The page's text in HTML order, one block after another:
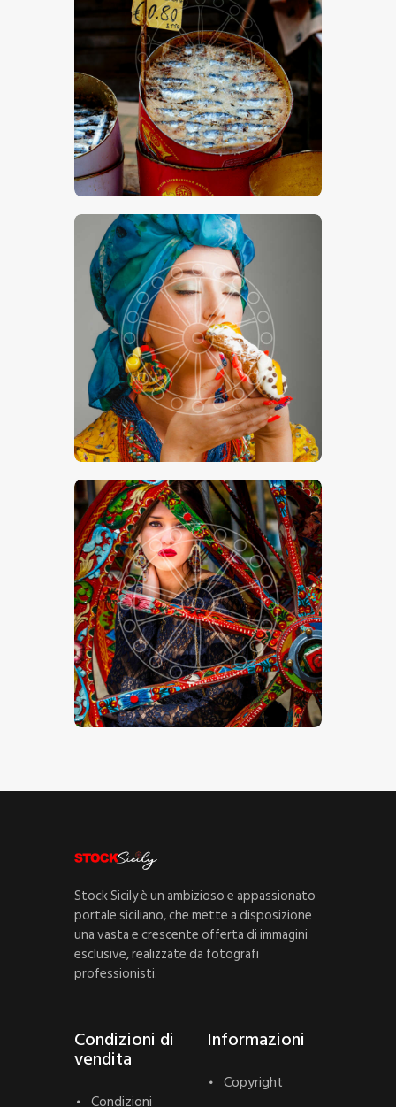
SARDE SALATE
€15.00- € 24.00
Cannolo Siciliano
€15.00-€24.00
Fimmina-Sicilia
€15.00-€24.00
Stock Sicily è un ambizioso e appassionato
portale siciliano, che mette a disposizione
una vasta e crescente offerta di immagini
esclusive, realizzate da fotografi
professionisti.
Condizioni di
vendita
Condizioni
Informazioni
Copyright